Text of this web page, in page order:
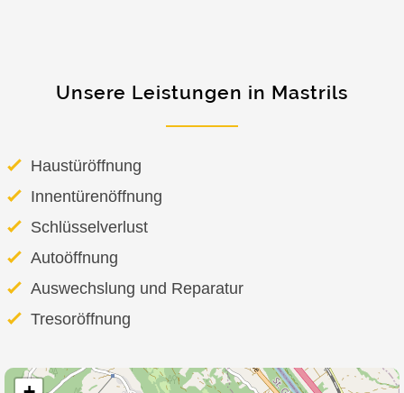
Unsere Leistungen in Mastrils
Haustüröffnung
Innentürenöffnung
Schlüsselverlust
Autoöffnung
Auswechslung und Reparatur
Tresoröffnung